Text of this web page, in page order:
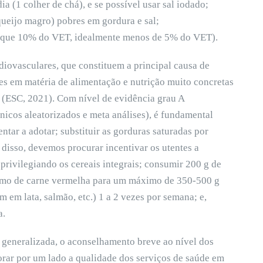
(1 colher de chá), e se possível usar sal iodado;
magro) pobres em gordura e sal;
10% do VET, idealmente menos de 5% do VET).
que constituem a principal causa de
em matéria de alimentação e nutrição muito concretas
2021). Com nível de evidência grau A
aleatorizados e meta análises), é fundamental
a adotar; substituir as gorduras saturadas por
devemos procurar incentivar os utentes a
os cereais integrais; consumir 200 g de
de carne vermelha para um máximo de 350-500 g
lata, salmão, etc.) 1 a 2 vezes por semana; e,
o aconselhamento breve ao nível dos
por um lado a qualidade dos serviços de saúde em